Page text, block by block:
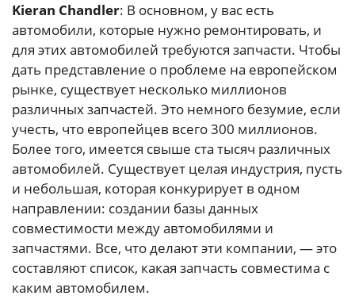
Kieran Chandler: В основном, у вас есть
автомобили, которые нужно ремонтировать, и
для этих автомобилей требуются запчасти. Чтобы
дать представление о проблеме на европейском
рынке, существует несколько миллионов
различных запчастей. Это немного безумие, если
учесть, что европейцев всего 300 миллионов.
Более того, имеется свыше ста тысяч различных
автомобилей. Существует целая индустрия, пусть
и небольшая, которая конкурирует в одном
направлении: создании базы данных
совместимости между автомобилями и
запчастями. Все, что делают эти компании, — это
составляют список, какая запчасть совместима с
каким автомобилем.